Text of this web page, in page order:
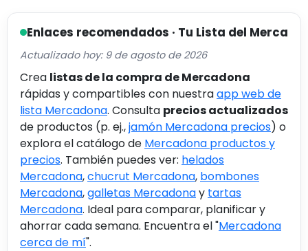
Enlaces recomendados · Tu Lista del Merca
Actualizado hoy: 9 de agosto de 2026
Crea listas de la compra de Mercadona
rápidas y compartibles con nuestraapp web de
lista Mercadona. Consulta precios actualizados
de productos (p. ej.,jamón Mercadona precios) o
explora el catálogo de Mercadona productos y
precios. También puedes ver: helados
Mercadona,chucrut Mercadona, bombones
Mercadona,galletas Mercadonay tartas
Mercadona. Ideal para comparar, planificar y
ahorrar cada semana. Encuentra el "Mercadona
cerca de mí".